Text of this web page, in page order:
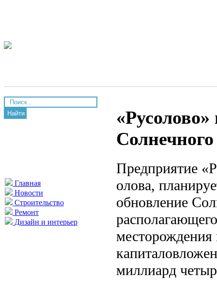
Найти
Главная
Новости
Строительство
Ремонт
Дизайн и интерьер
Предприятие
олова,
обновление
миллиард